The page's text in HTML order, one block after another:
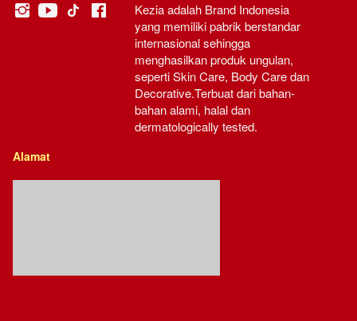
Kezia adalah Brand Indonesia
yang memiliki pabrik berstandar
internasional sehingga
menghasilkan produk ungulan,
seperti Skin Care, Body Care dan
Decorative.Terbuat dari bahan-
bahan alami, halal dan
dermatologically tested.
Alamat